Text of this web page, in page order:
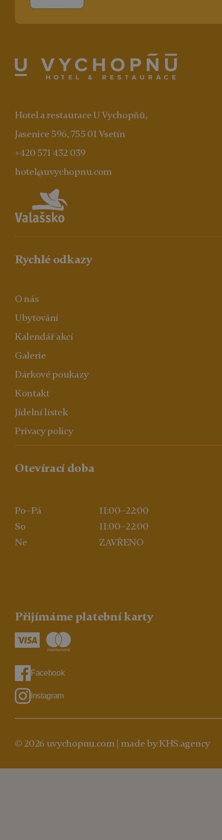
Hotel a restaurace U Vychopňů,
Jasenice 596, 755 01 Vsetín
+420 571 432 039
hotel@uvychopnu.com
Rychlé odkazy
O nás
Ubytování
Kalendář akcí
Galerie
Dárkové poukazy
Kontakt
Jídelní lístek
Privacy policy
Otevírací doba
Po—Pá
11:00—22:00
So
11:00—22:00
Ne
ZAVŘENO
Přijímáme platební karty
Facebook
Instagram
© 2026 uvychopnu.com | made by KHS.agency